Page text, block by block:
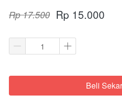
Rp 17.500 Rp 15.000
`Beli